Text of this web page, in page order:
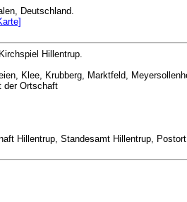
Deutschland.
Hillentrup.
Klee, Krubberg, Marktfeld,
der Ortschaft
Hillentrup, Standesamt Hillentrup,